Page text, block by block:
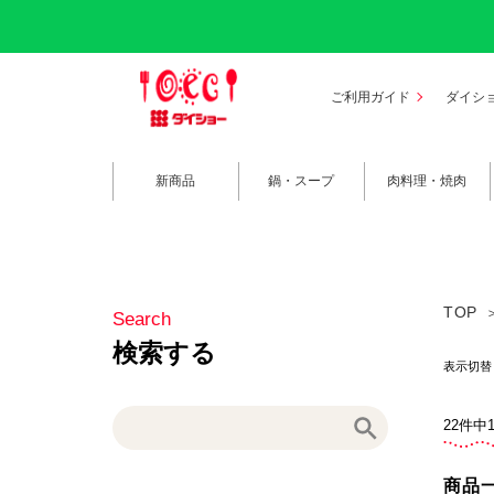
ご利用ガイド ダイシ
新商品 鍋・スープ 肉料理・焼肉
TOP
表示切
22件中
商品